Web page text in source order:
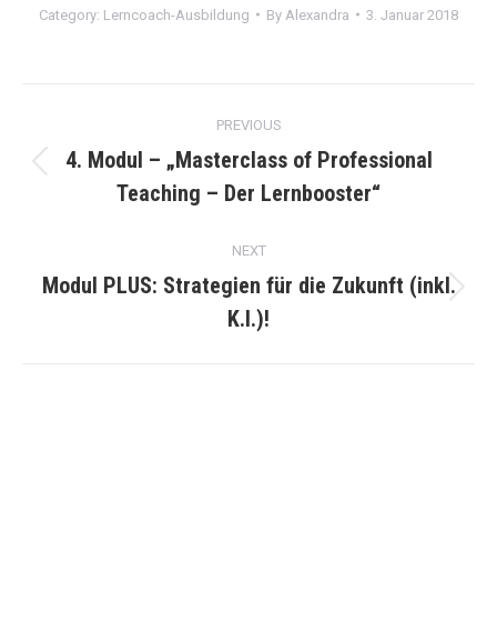
Category: Lerncoach-Ausbildung By Alexandra 3. Januar 2018
navigation
PREVIOUS
Previous
project:
4. Modul – „Masterclass of Professional
Teaching – Der Lernbooster“
NEXT
Next
project:
Modul PLUS: Strategien für die Zukunft (inkl.
K.I.)!